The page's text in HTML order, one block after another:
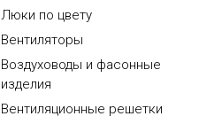
Люки по цвету
Вентиляторы
Воздуховоды и фасонные
изделия
Вентиляционные решетки